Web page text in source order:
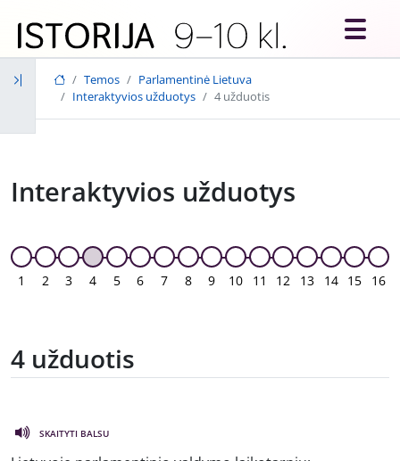
Temos
Parlamentinė Lietuva
Interaktyvios užduotys
4 užduotis
Interaktyvios užduotys
1 2 3 4 5 6 7 8 9 10 11 12 13 14 15 16
4 užduotis
SKAITYTI BALSU